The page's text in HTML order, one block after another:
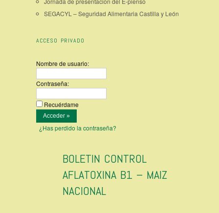
SEGACYL – Seguridad Alimentaria Castilla y León
ACCESO PRIVADO
Nombre de usuario:
Contraseña:
Recuérdame
¿Has perdido la contraseña?
BOLETIN CONTROL
AFLATOXINA B1 – MAIZ
NACIONAL